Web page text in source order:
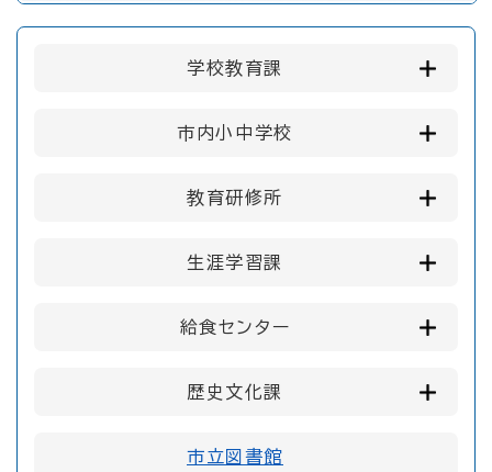
学校教育課
市内小中学校
教育研修所
生涯学習課
給食センター
歴史文化課
市立図書館